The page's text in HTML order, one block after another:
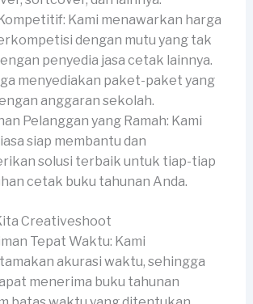
Kami menawarkan harga
dengan mutu yang tak
penyedia jasa cetak lainnya.
menyediakan paket-paket yang
anggaran sekolah.
Pelanggan yang Ramah: Kami
siap membantu dan
solusi terbaik untuk tiap-tiap
cetak buku tahunan Anda.
Creativeshoot
Tepat Waktu: Kami
akurasi waktu, sehingga
menerima buku tahunan